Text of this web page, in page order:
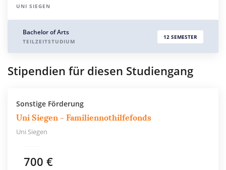
UNI SIEGEN
Bachelor of Arts
TEILZEITSTUDIUM
12 SEMESTER
Stipendien für diesen Studiengang
Sonstige Förderung
Uni Siegen - Familiennothilfefonds
Uni Siegen
700 €